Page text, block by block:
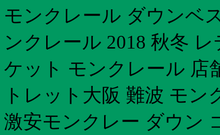
モンクレール ダウンベ
ンクレール 2018 秋冬
ケット モンクレール 店
トレット大阪 難波 モ
激安モンクレー ダウン